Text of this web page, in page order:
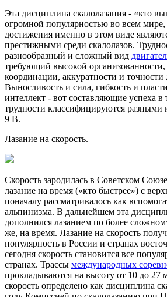
Эта дисциплина скалолазания - «кто
огромной популярностью во всем
достижения именно в этом виде
престижными среди скалолазов.
разнообразный и сложный вид
требующий высокой организованности,
координации, аккуратности и
Выносливость и сила, гибкость и
интеллект - вот составляющие успеха в
трудности классифицируются разными
9 В.
Лазание на скорость.
Скорость зародилась в Советском
лазание на время («кто быстрее») с
поначалу рассматривалось как
альпинизма. В дальнейшем эта
дополнился лазанием по более
же, на время. Лазание на скорость
популярность в России и странах
сегодня скорость становится все
странах. Трассы международных
прокладываются на высоту от 10 до 27
скорость определено как дисциплина